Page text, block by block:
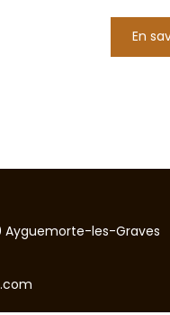
En
Ayguemorte-les-Graves